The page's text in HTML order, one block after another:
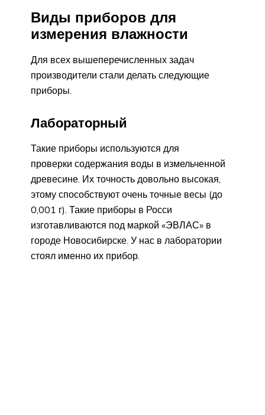
Виды приборов для
измерения влажности
Для всех вышеперечисленных задач
производители стали делать следующие
приборы.
Лабораторный
Такие приборы используются для
проверки содержания воды в измельченной
древесине. Их точность довольно высокая,
этому способствуют очень точные весы (до
0,001 г). Такие приборы в Росси
изготавливаются под маркой «ЭВЛАС» в
городе Новосибирске. У нас в лаборатории
стоял именно их прибор.